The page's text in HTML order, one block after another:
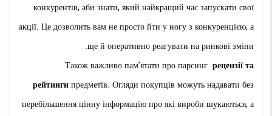
конкурентів, аби знати, який найкращий час запускати свої
акції. Це дозволить вам не просто йти у ногу з конкуренцією, а
ще й оперативно реагувати на ринкові зміни.
Також важливо пам’ятати про парсинг рецензії та
рейтингипредметів. Огляди покупців можуть надавати без
перебільшення цінну інформацію про які вироби шукаються, а